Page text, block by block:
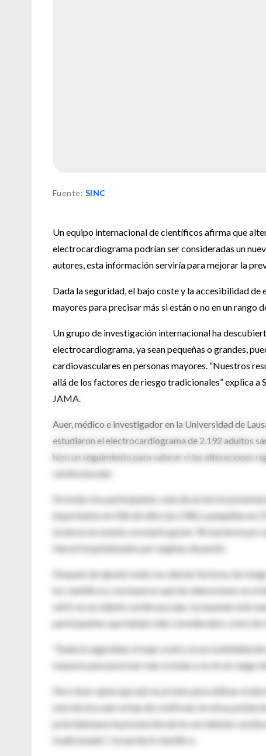
Fuente: SINC
Un equipo internacional de científicos afirma que
electrocardiograma podrían ser consideradas un
autores, esta información serviría para mejorar la
Dada la seguridad, el bajo coste y la accesibilidad
mayores para precisar más si están o no en un rango
Un grupo de investigación internacional ha
electrocardiograma, ya sean pequeñas o grandes,
cardiovasculares en personas mayores. “Nuestros
allá de los factores de riesgo tradicionales” explica
JAMA.
Auer, médico e investigador en la Universidad de
estudiaron el electrocardiograma de 2.192 adultos
hizo un seguimiento para valorar si las alteraciones
cardiovascular.
De todos los participantes, más de un tercio
importantes en 506 de ellos (un 23%) y pequeñas en
tuvieron un evento coronario grave: 96 murieron por
fueron hospitalizados por anginas de pecho.
Después de ajustar todos los demás factores de
los científicos concluyeron que las alteraciones en
sufrir un accidente cardiovascular. Incluyendo este
participantes que habían sido considerados como de
“Dada la seguridad, el bajo coste y la accesibilidad
mayores para precisar más si están o no en un rango
Pero Auer opina que aún es pronto para utilizar el
esta técnica aún se han de confirmar en otras
prioridad para la prevención de los accidentes
tradicionales”, recuerda el científico.